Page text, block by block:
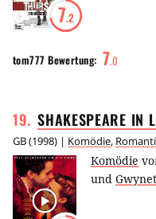
7.2
tom777 Bewertung: 7.0
19. SHAKESPEARE IN
GB(1998) | Komödie,
Komödie
und